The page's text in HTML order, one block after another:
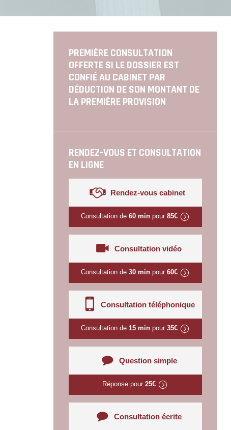
PREMIÈRE CONSULTATION
OFFERTE SI LE DOSSIER EST
CONFIÉ AU CABINET PAR
DÉDUCTION DE SON MONTANT DE
LA PREMIÈRE PROVISION
RENDEZ-VOUS ET CONSULTATION
EN LIGNE
Rendez-vous cabinet
Consultation de 60 minpour 85€
Consultation vidéo
Consultation de 30 minpour 60€
Consultation téléphonique
Consultation de 15 minpour 35€
Question simple
Réponse pour25€
Consultation écrite